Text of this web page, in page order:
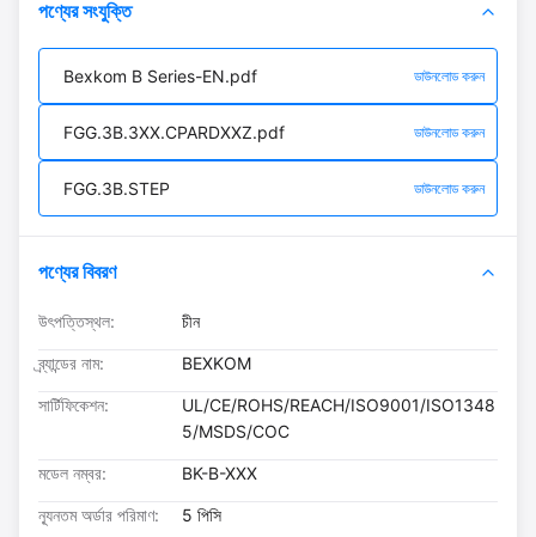
পণ্যের সংযুক্তি
Bexkom B Series-EN.pdf ডাউনলোড করুন
FGG.3B.3XX.CPARDXXZ.pdf ডাউনলোড করুন
FGG.3B.STEP ডাউনলোড করুন
পণ্যের বিবরণ
উৎপত্তিস্থল: চীন
ব্র্যান্ডের নাম: BEXKOM
সার্টিফিকেশন:
UL/CE/ROHS/REACH/ISO9001/ISO1348
5/MSDS/COC
মডেল নম্বর: BK-B-XXX
ন্যূনতম অর্ডার পরিমাণ: 5 পিসি